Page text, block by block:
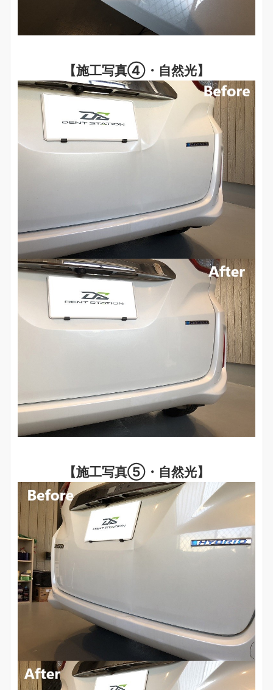
【施工写真④・自然光】
【施工写真⑤・自然光】